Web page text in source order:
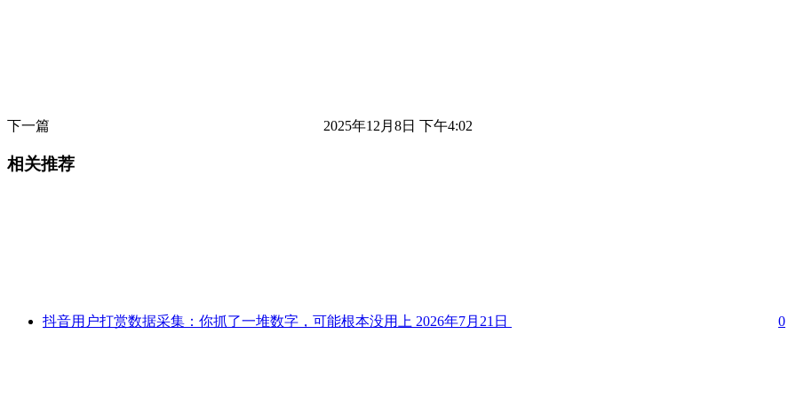
下一篇 2025年12月8日 下午4:02
相关推荐
抖音用户打赏数据采集：你抓了一堆数字，可能根本没用上 2026年7月21日 0